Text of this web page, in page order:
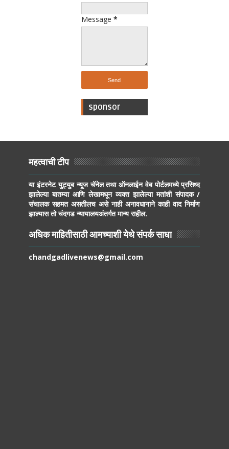
Message *
sponsor
महत्वाची टीप
या इंटरनेट युट्युब न्यूज चॅनेल तथा ऑनलाईन वेब पोर्टलमध्ये प्रसिध्द
झालेल्या बातम्या आणि लेखामधून व्यक्त झालेल्या मतांशी संपादक /
संचालक सहमत असतीलच असे नाही अनावधानाने काही वाद निर्माण
झाल्यास तो चंदगड न्यायालयअंतर्गत मान्य राहील.
अधिक माहितीसाठी आमच्याशी येथे संपर्क साधा
chandgadlivenews@gmail.com